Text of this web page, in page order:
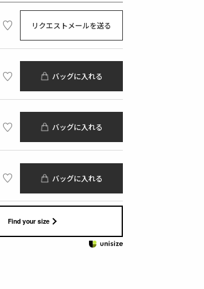
リクエストメールを送る
バッグに入れる
バッグに入れる
バッグに入れる
Find your size